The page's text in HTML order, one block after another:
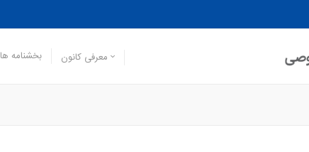
معرفی کانون بخشنامه ها